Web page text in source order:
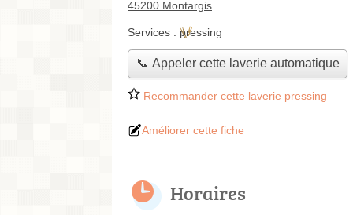
45200 Montargis
Services : pressing
📞 Appeler cette laverie automatique
Recommander cette laverie pressing
Améliorer cette fiche
Horaires